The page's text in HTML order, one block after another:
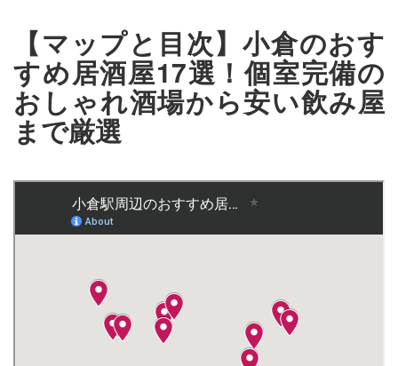
【マップと目次】小倉のおす
すめ居酒屋17選！個室完備の
おしゃれ酒場から安い飲み屋
まで厳選